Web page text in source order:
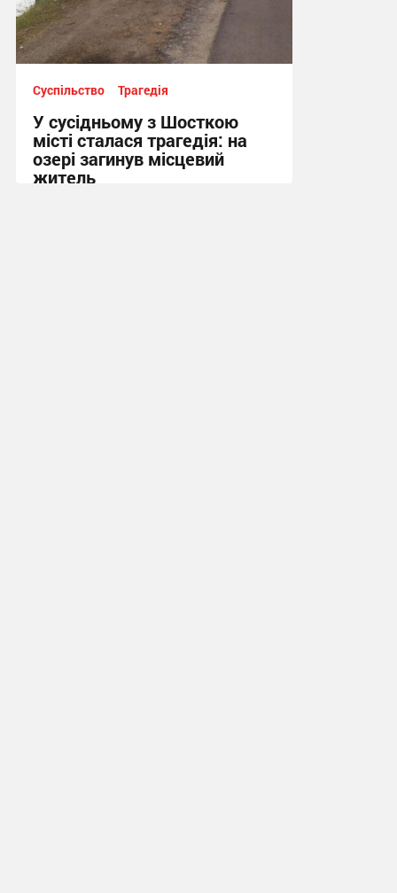
Суспільство Трагедія
У сусідньому з Шосткою
місті сталася трагедія: на
озері загинув місцевий
житель